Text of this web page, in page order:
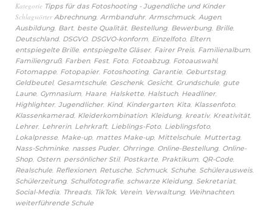
Kategorie Tipps für das Fotoshooting - Jugendliche und Kinder
Schlagwörter Abrechnung Armbanduhr, Armschmuck, Augen,
Ausbildung Bart beste Qualität Bestellung Bewerbung Brille
Deutschland, DSGVO, DSGVO-konform Einzelfoto, Eltern,
entspiegelte Brille entspiegelte Gläser, Fairer Preis Familienalbum
Familiengruß, Farben, Fest Foto, Fotoabzug Fotoauswahl,
Fotomappe Fotopapier, Fotoshooting Garantie Geburtstag
Geldbeutel, Gesamtschule Geschenk, Gesicht Grundschule gute
Laune Gymnasium Haare Halskette Halstuch, Headliner,
Highlighter, Jugendlicher, Kind, Kindergarten, Kita Klassenfoto,
Klassenkamerad, Kleiderkombination, Kleidung kreativ, Kreativität
Lehrer, Lehrerin, Lehrkraft Lieblings-Foto, Lieblingsfoto,
Lokalpresse Make-up mattes Make-up Mittelschule Muttertag
Nass-Schminke nasses Puder, Ohrringe Online-Bestellung Online-
Shop Ostern, persönlicher Stil, Postkarte Praktikum QR-Code
Realschule Reflexionen, Retusche Schmuck, Schuhe Schülerausweis
Schülerzeitung Schulfotografie schwarze Kleidung Sekretariat
Social-Media Threads TikTok, Verein, Verwaltung Weihnachten,
weiterführende Schule